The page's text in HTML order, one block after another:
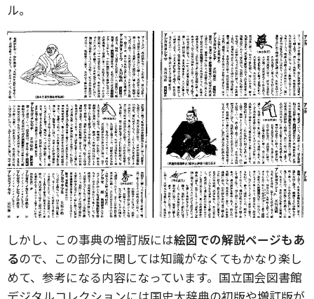
ル。
しかし、この事典の増訂版には絵図での解説ページもあ
るので、この部分に関しては知識がなくてもかなり楽し
めて、参考になる内容になっています。国立国会図書館